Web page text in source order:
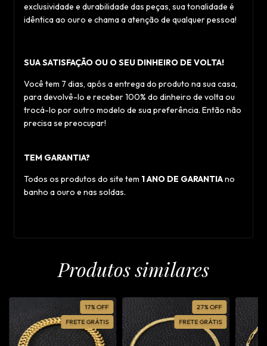
exclusividade e durabilidade das peças, sua tonalidade é
idêntica ao ouro e chama a atenção de qualquer pessoa!
SUA SATISFAÇÃO OU O SEU DINHEIRO DE VOLTA!
Você tem 7 dias, após a entrega do produto na sua casa,
para devolvê-lo e receber 100% do dinheiro de volta ou
trocá-lo por outro modelo de sua preferência. Então não
precisa se preocupar!
TEM GARANTIA?
Todos os produtos do site tem 1 ANO DE GARANTIAno
banho a ouro e nas soldas.
Produtos similares
17%OFF
FRETE GRÁTIS
27%OFF
FRETE GRÁTIS